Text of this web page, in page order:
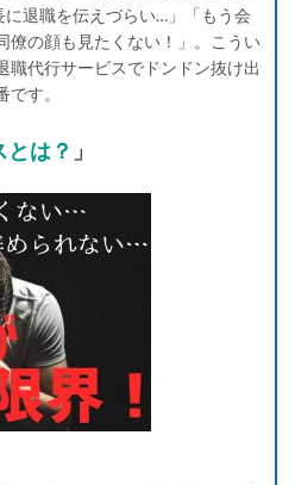
退職を伝えづらい…」「もう会
僚の顔も見たくない！」。こうい
職代行サービスでドンドン抜け出
す。
は？ 」